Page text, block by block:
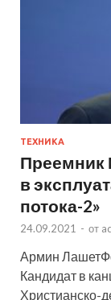
ТЕХНИКА
Преемник
в
потока-2»
24.09.2021 - от
Армин
Кандидат в
Христианско-